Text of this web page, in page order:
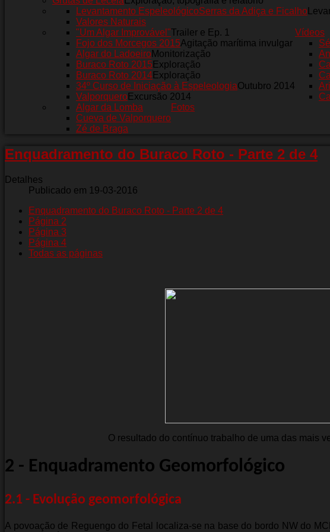
Serras da Adiça e Ficalho
Levantamento Espeleológico
Valores Naturais
Vídeos
"Um Algar Improvável"Trailer e Ep. 1
Fojo dos Morcegos 2015Agitação marítima invulgar
Algar do LadoeiroMonitorização
Buraco Roto 2015 Exploração
Buraco Roto 2014Exploração
34º Curso de Iniciação à EspeleologiaOutubro 2014
ValporqueroExcursão 2014
Fotos
Algar da Lomba
Cueva de Valporquero
Zé de Braga
Enquadramento do Buraco Roto - Parte 2 de 4
Detalhes
Publicado em 19-03-2016
Enquadramento do Buraco Roto - Parte 2 de 4
Página 2
Página 3
Página 4
Todas as páginas
O resultado do contínuo trabalho de uma das mais
2 - Enquadramento Geomorfológico
2.1 - Evolução geomorfológica
A povoação de Reguengo do Fetal localiza-se na base do bordo NW do